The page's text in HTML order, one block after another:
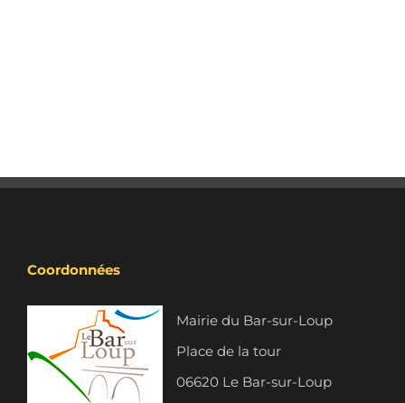
Coordonnées
Mairie du Bar-sur-Loup
Place de la tour
06620 Le Bar-sur-Loup